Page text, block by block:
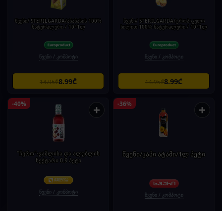
წვენი/ STERILGARDA/ანანასის 100%
ნატურალური / 10*1ლ
წვენი / კომპოტი
14.95₾8.99₾
წვენი/ STERILGARDA/ტროპიკული
ხილით 100% ნატურალური / 10*1ლ
წვენი / კომპოტი
14.95₾8.99₾
-40% +
"ჩერო"-ვაშლისა და ალუბლის
ნექტარი 0.9 პეტი
წვენი / კომპოტი
-36% +
წვენი/კაპი ატამი/1ლ პეტი
წვენი / კომპოტი